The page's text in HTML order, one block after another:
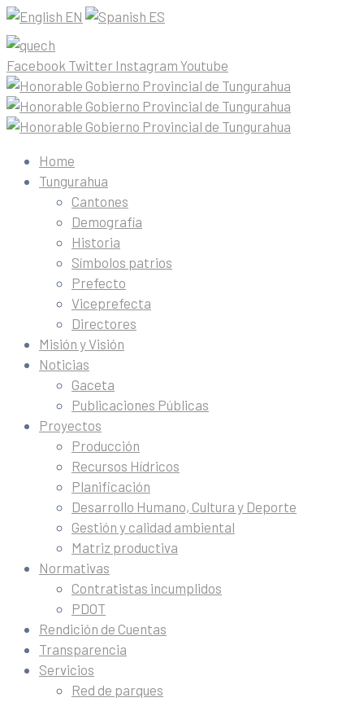
EN ES
Facebook Twitter Instagram Youtube
Home
Tungurahua
Cantones
Demografía
Historia
Símbolos patrios
Prefecto
Viceprefecta
Directores
Misión y Visión
Noticias
Gaceta
Publicaciones Públicas
Proyectos
Producción
Recursos Hídricos
Planificación
Desarrollo Humano, Cultura y Deporte
Gestión y calidad ambiental
Matriz productiva
Normativas
Contratistas incumplidos
PDOT
Rendición de Cuentas
Transparencia
Servicios
Red de parques